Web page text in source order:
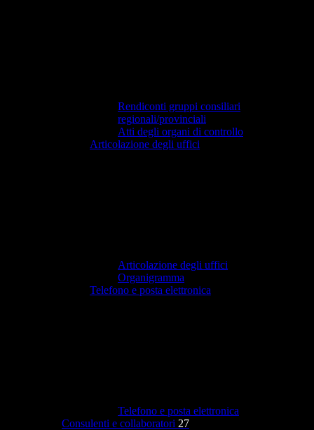
Rendiconti gruppi consiliari
regionali/provinciali
Atti degli organi di controllo
Articolazione degli uffici
Articolazione degli uffici
Organigramma
Telefono e posta elettronica
Telefono e posta elettronica
Consulenti e collaboratori 27